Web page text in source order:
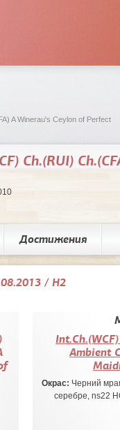
A Winerau's Ceylon of Perfect
Сh.(RUI)
Достижения
/ Н2
Ambient
Окрас: Черний
серебре, ns22